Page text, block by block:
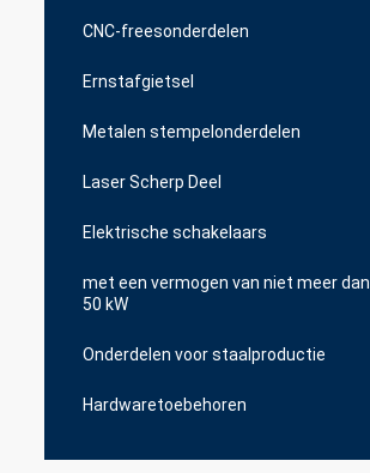
CNC-freesonderdelen
Ernstafgietsel
Metalen stempelonderdelen
Laser Scherp Deel
Elektrische schakelaars
met een vermogen van niet meer dan
50 kW
Onderdelen voor staalproductie
Hardwaretoebehoren